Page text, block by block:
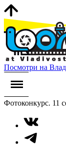
Посмотри на
Фотоконкурс. 11